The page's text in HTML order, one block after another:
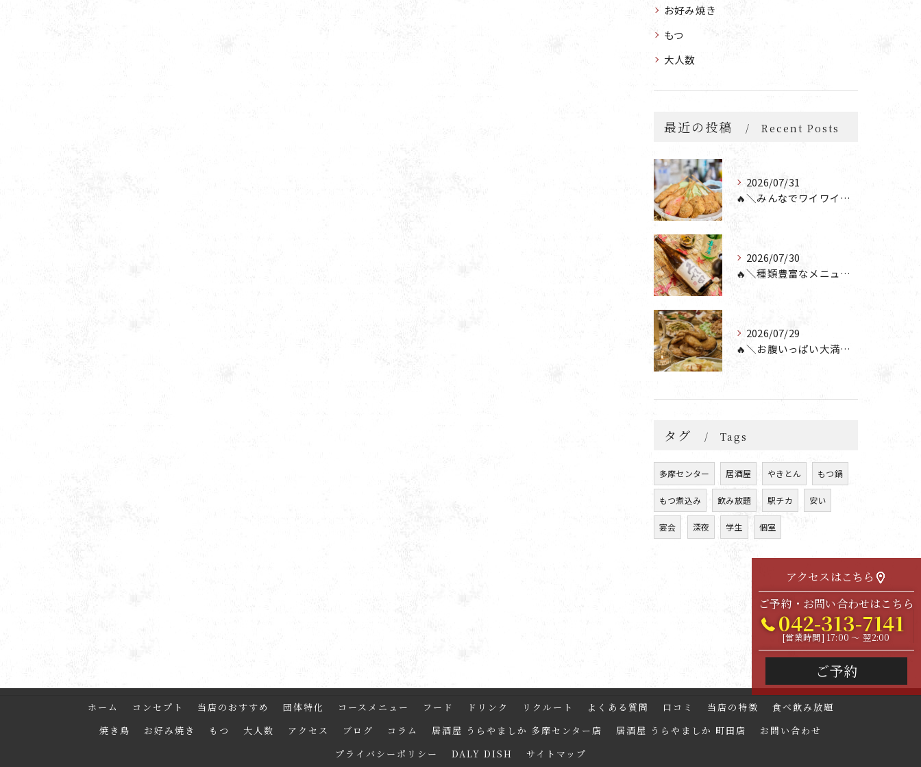
お好み焼き
もつ
大人数
最近の投稿 Recent Posts
2026/07/31
🔥＼みんなでワイワイ楽しもう🎉／🔥
2026/07/30
🔥＼種類豊富なメニュー！／🔥
2026/07/29
🔥＼お腹いっぱい大満足💯／🔥
タグ Tags
多摩センター 居酒屋 やきとん もつ鍋
もつ煮込み 飲み放題 駅チカ 安い
宴会 深夜 学生 個室
アクセスはこちら
ご予約・お問い合わせはこちら
042-313-7141
[営業時間] 17:00 ～ 翌2:00
ご予約
ホーム コンセプト 当店のおすすめ 団体特化 コースメニュー フード ドリンク リクルート よくある質問 口コミ 当店の特徴
食べ飲み放題
焼き鳥
お好み焼き もつ 大人数 アクセス ブログ コラム 居酒屋 うらやましか 多摩センター店 居酒屋 うらやましか 町田店
お問い合わせ
プライバシーポリシー
DALY DISH サイトマップ